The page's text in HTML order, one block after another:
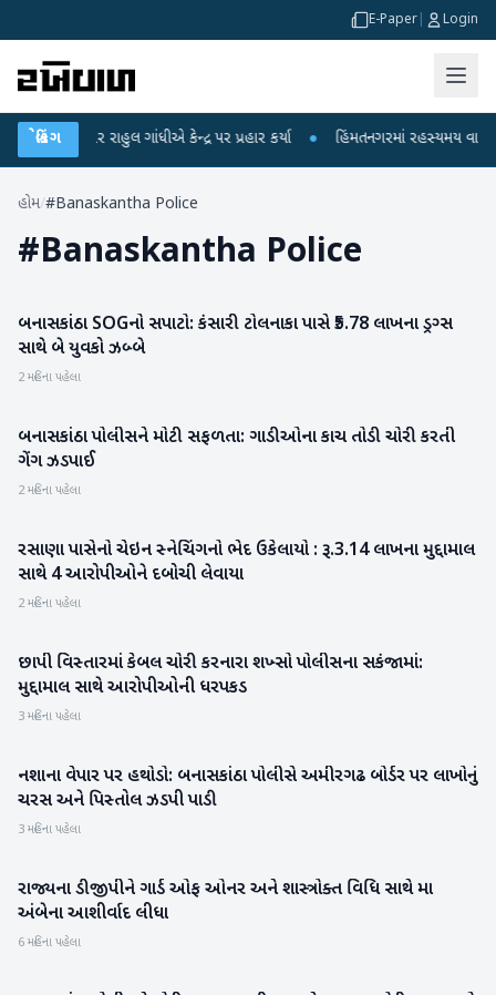
E-Paper Login
બ્રેકિંગ
આરોપો પર રાહુલ ગાંધીએ કેન્દ્ર પર પ્રહાર કર્યા ● હિંમતનગરમાં રહસ્યમય વાયરસ કે
હોમ/#Banaskantha Police
#Banaskantha Police
બનાસકાંઠા
બનાસકાંઠા SOGનો સપાટો: કંસારી ટોલનાકા પાસે ₹5.78 લાખના ડ્રગ્સ
સાથે બે યુવકો ઝબ્બે
2 મહિના પહેલા
બનાસકાંઠા
બનાસકાંઠા પોલીસને મોટી સફળતા: ગાડીઓના કાચ તોડી ચોરી કરતી
ગેંગ ઝડપાઈ
2 મહિના પહેલા
બનાસકાંઠા
રસાણા પાસેનો ચેઇન સ્નેચિંગનો ભેદ ઉકેલાયો : રૂ.3.14 લાખના મુદ્દામાલ
સાથે 4 આરોપીઓને દબોચી લેવાયા
2 મહિના પહેલા
બનાસકાંઠા
છાપી વિસ્તારમાં કેબલ ચોરી કરનારા શખ્સો પોલીસના સકંજામાં:
મુદ્દામાલ સાથે આરોપીઓની ધરપકડ
3 મહિના પહેલા
બનાસકાંઠા
નશાના વેપાર પર હથોડો: બનાસકાંઠા પોલીસે અમીરગઢ બોર્ડર પર લાખોનું
ચરસ અને પિસ્તોલ ઝડપી પાડી
3 મહિના પહેલા
ગુજરાત
રાજ્યના ડીજીપીને ગાર્ડ ઓફ ઓનર અને શાસ્ત્રોક્ત વિધિ સાથે મા
અંબેના આશીર્વાદ લીધા
6 મહિના પહેલા